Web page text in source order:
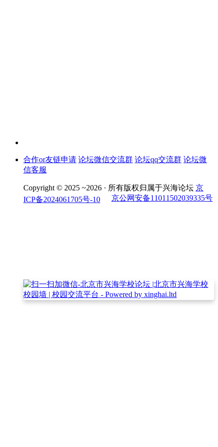
合作or友链申请 论坛微信交流群 论坛qq交流群 论坛微
信客服
Copyright © 2025 ~2026 · 所有版权归属于兴海论坛 京
ICP备2024061705号-10
京公网安备11011502039335号